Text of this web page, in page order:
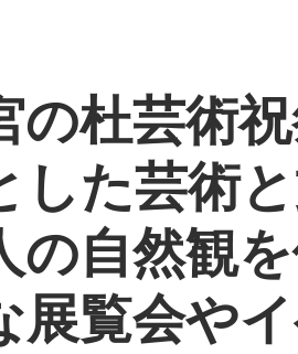
の杜芸術
した芸術
の自然観
展覧会や